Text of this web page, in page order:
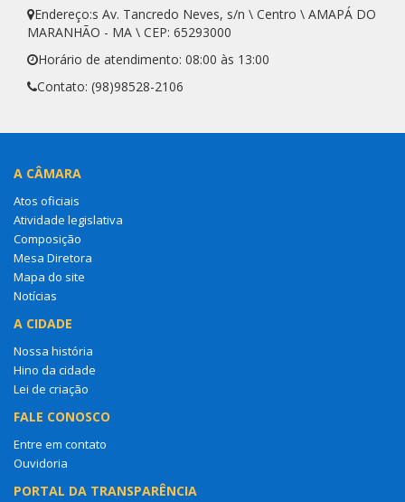
Endereço:s Av. Tancredo Neves, s/n \ Centro \ AMAPÁ DO
MARANHÃO - MA \ CEP: 65293000
Horário de atendimento: 08:00 às 13:00
Contato: (98)98528-2106
A CÂMARA
Atos oficiais
Atividade legislativa
Composição
Mesa Diretora
Mapa do site
Notícias
A CIDADE
Nossa história
Hino da cidade
Lei de criação
FALE CONOSCO
Entre em contato
Ouvidoria
PORTAL DA TRANSPARÊNCIA